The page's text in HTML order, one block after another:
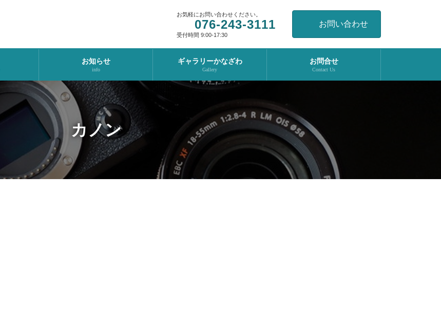
お気軽にお問い合わせください。
076-243-3111
受付時間 9:00-17:30
お問い合わせ
お知らせ
info
ギャラリーかなざわ
Gallery
お問合せ
Contact Us
カノン